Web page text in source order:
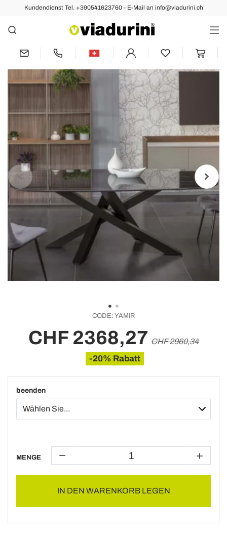
Kundendienst Tel. +390541623760 - E-Mail an info@viadurini.ch
Vorher Nächste
Elliptischer Esstisch aus Keramik und
Aluminium – Yamir
CODE: YAMIR
CHF 2368,27 CHF 2960,34
-20% Rabatt
beenden
MENGE
IN DEN WARENKORB LEGEN